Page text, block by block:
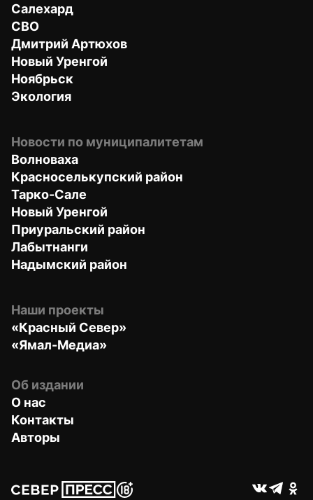
Салехард
СВО
Дмитрий Артюхов
Новый Уренгой
Ноябрьск
Экология
Новости по муниципалитетам
Волноваха
Красноселькупский район
Тарко-Сале
Новый Уренгой
Приуральский район
Лабытнанги
Надымский район
Наши проекты
«Красный Север»
«Ямал-Медиа»
Об издании
О нас
Контакты
Авторы